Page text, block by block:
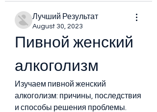
Лучший Результат
August 30, 2023
Пивной женский
алкоголизм
Изучаем пивной женский
алкоголизм: причины, последствия
и способы решения проблемы.